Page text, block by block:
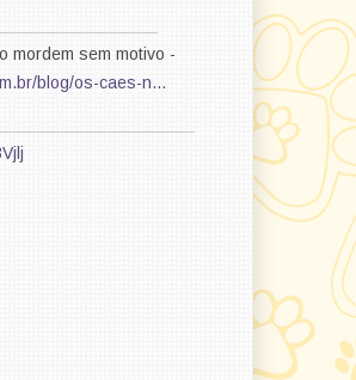
mordem sem motivo -
blog/os-caes-n…